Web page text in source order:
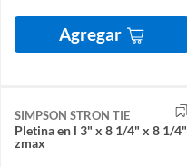
Agregar
SIMPSON STRON TIE
Pletina en l 3" x 8 1/4" x 8 1/4"
zmax